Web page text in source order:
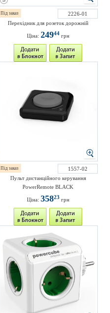
Під заказ
2226-01
Перехідник для розеток дорожній
Ціна: 24944грн
Під заказ
1557-02
Пульт дистанційного керування
PowerRemote BLACK
Ціна: 35823 грн